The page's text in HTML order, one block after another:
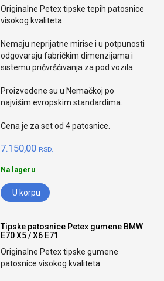
Originalne Petex tipske tepih patosnice
visokog kvaliteta.
Nemaju neprijatne mirise i u potpunosti
odgovaraju fabričkim dimenzijama i
sistemu pričvršćivanja za pod vozila.
Proizvedene su u Nemačkoj po
najvišim evropskim standardima.
Cena je za set od 4 patosnice.
7.150,00 RSD.
Na lageru
U korpu
Tipske patosnice Petex gumene BMW
E70 X5 / X6 E71
Originalne Petex tipske gumene
patosnice visokog kvaliteta.